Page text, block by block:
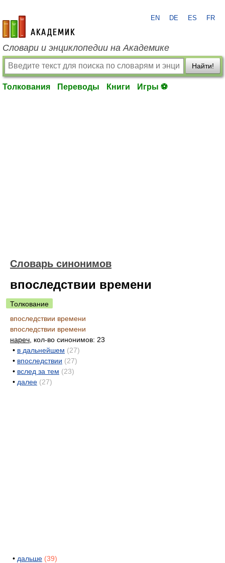
academic.ru
EN DE ES FR
Словари и энциклопедии на Академике
Найти!
Толкования Переводы Книги Игры ⚽
Словарь синонимов
впоследствии времени
Толкование
впоследствии времени
впоследствии времени
нареч , кол-во синонимов: 23
• в дальнейшем (27)
• впоследствии (27)
• вслед за тем (23)
• далее (27)
• дальше (39)